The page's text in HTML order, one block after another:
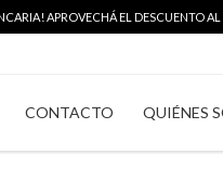
APROVECHÁ EL DESCUENTO
CONTACTO QUIÉNES